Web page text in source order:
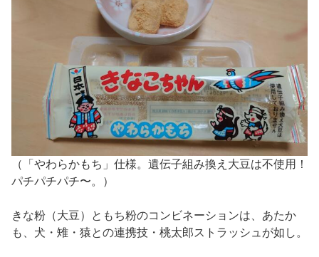
（「やわらかもち」仕様。遺伝子組み換え大豆は不使用！
パチパチパチ〜。）
きな粉（大豆）ともち粉のコンビネーションは、あたか
も、犬・雉・猿との連携技・桃太郎ストラッシュが如し。